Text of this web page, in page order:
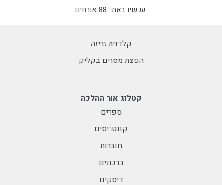
עכשיו באתר 88 אורחים
קלדנית זריזה
הפצת מסרים בקליק
קטלוג אור ההלכה
ספרים
קונטריסים
חוברות
ברכונים
דיסקים